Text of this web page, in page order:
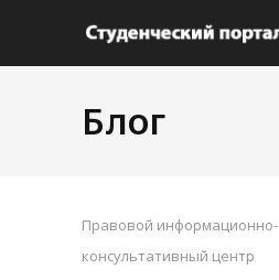
Блог
Правовой информационно-
консультативный центр